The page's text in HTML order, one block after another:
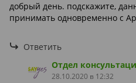
добрый день. подскажите,
принимать одновременно с
Ответить
Отдел
28.10.2020 в 12:32